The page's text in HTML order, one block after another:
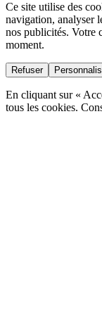
Ce site utilise des
navigation, analyser
nos publicités. Votre
moment.
Refuser
En cliquant sur «
tous les cookies.